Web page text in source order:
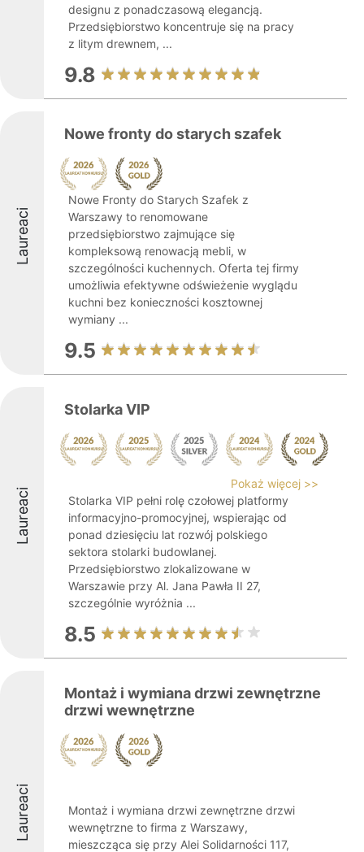
designu z ponadczasową elegancją.
Przedsiębiorstwo koncentruje się na pracy
z litym drewnem, ...
9.8
Laureaci
Nowe fronty do starych szafek
Nowe Fronty do Starych Szafek z
Warszawy to renomowane
przedsiębiorstwo zajmujące się
kompleksową renowacją mebli, w
szczególności kuchennych. Oferta tej firmy
umożliwia efektywne odświeżenie wyglądu
kuchni bez konieczności kosztownej
wymiany ...
9.5
Laureaci
Stolarka VIP
Pokaż więcej >>
Stolarka VIP pełni rolę czołowej platformy
informacyjno-promocyjnej, wspierając od
ponad dziesięciu lat rozwój polskiego
sektora stolarki budowlanej.
Przedsiębiorstwo zlokalizowane w
Warszawie przy Al. Jana Pawła II 27,
szczególnie wyróżnia ...
8.5
Laureaci
Montaż i wymiana drzwi zewnętrzne
drzwi wewnętrzne
Montaż i wymiana drzwi zewnętrzne drzwi
wewnętrzne to firma z Warszawy,
mieszcząca się przy Alei Solidarności 117,